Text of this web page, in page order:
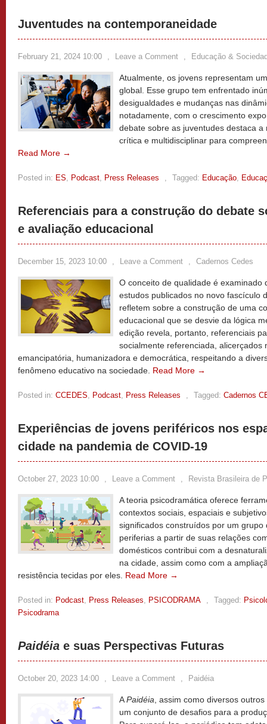
Juventudes na contemporaneidade
February 21, 2024 10:00 , Leave a Comment , Educação &
Atualmente, os jovens representam
global. Esse grupo tem enfrentado
desigualdades e mudanças nas
notadamente, com o crescimento
debate sobre as juventudes destaca
crítica e multidisciplinar para
Read More →
Posted in: ES, Podcast, Press Releases , Tagged: Educação,
Referenciais para a construção do debate
e avaliação educacional
December 15, 2023 10:00 , Leave a Comment , Cadernos Cedes
O conceito de qualidade é examinado
estudos publicados no novo fascículo
refletem sobre a construção de uma
educacional que se desvie da lógica
edição revela, portanto, referenciais
socialmente referenciada, alicerçados
emancipatória, humanizadora e democrática, respeitando a
fenômeno educativo na sociedade. Read More →
Posted in: CCEDES, Podcast, Press Releases , Tagged: Cadernos
Experiências de jovens periféricos nos
cidade na pandemia de COVID-19
October 27, 2023 10:00 , Leave a Comment , Revista Brasileira de
A teoria psicodramática oferece
contextos sociais, espaciais e
significados construídos por um
periferias a partir de suas relações
domésticos contribui com a
na cidade, assim como com a
resistência tecidas por eles. Read More →
Posted in: Podcast, Press Releases, PSICODRAMA , Tagged:
Psicodrama
Paidéia e suas Perspectivas Futuras
October 20, 2023 14:00 , Leave a Comment , Paidéia
APaidéia , assim como diversos
um conjunto de desafios para a